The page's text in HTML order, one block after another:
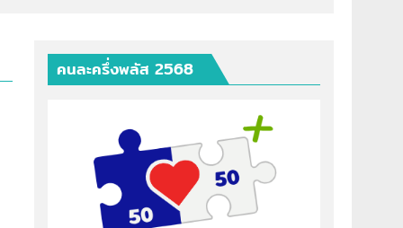
คนละครึ่งพลัส 2568